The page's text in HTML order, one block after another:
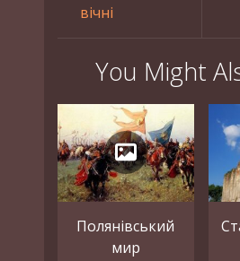
вічні
You Might
Полянівський
мир